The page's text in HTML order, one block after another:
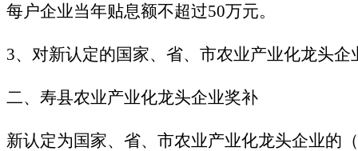
每户企业当年贴息额不超过50万元。
3、对新认定的国家、省、市农业产业化龙头
二、寿县农业产业化龙头企业奖补
新认定为国家、省、市农业产业化龙头企业的